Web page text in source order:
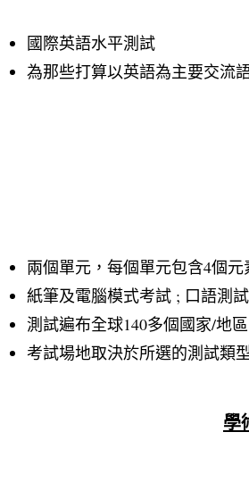
國際英語水平測試
為那些打算以英語為主要交流
兩個單元，每個單元包含4個元
紙筆及電腦模式考試 ; 口語測
測試遍布全球140多個國家/地區
考試場地取決於所選的測試類
學